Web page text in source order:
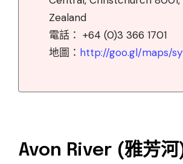
Zealand
電話： +64 (0)3 366 1701
地圖： http://goo.gl/maps/
Avon River (雅芳河